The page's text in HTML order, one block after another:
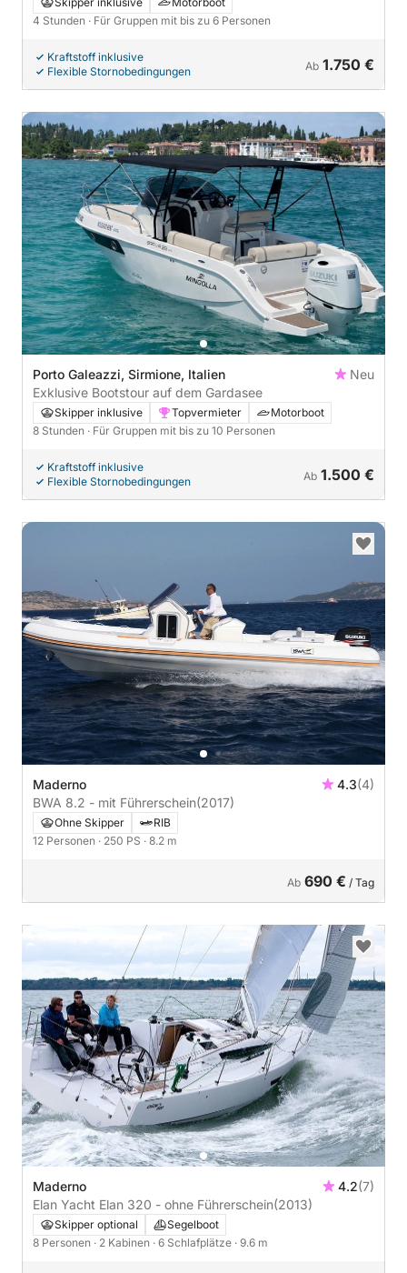
4 Stunden · Für Gruppen mit bis zu 6 Personen
Kraftstoff inklusive
Flexible Stornobedingungen
Ab 1.750 €
Porto Galeazzi, Sirmione, Italien
Neu
Exklusive Bootstour auf dem Gardasee
Skipper inklusive Topvermieter
Motorboot
8 Stunden · Für Gruppen mit bis zu 10 Personen
Kraftstoff inklusive
Flexible Stornobedingungen
Ab 1.500 €
Maderno 4.3(4)
BWA 8.2 - mit Führerschein(2017)
Ohne Skipper
RIB
12 Personen · 250 PS · 8.2 m
Ab 690 € / Tag
Maderno 4.2(7)
Elan Yacht Elan 320 - ohne Führerschein(2013)
Skipper optional
Segelboot
8 Personen · 2 Kabinen · 6 Schlafplätze · 9.6 m